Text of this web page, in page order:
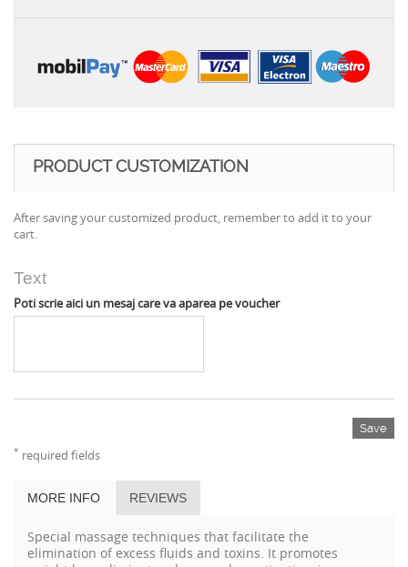
PRODUCT CUSTOMIZATION
After saving your customized product, remember to add it to your
cart.
Text
Poti scrie aici un mesaj care va aparea pe voucher
Save
* required fields
MORE INFO REVIEWS
Special massage techniques that facilitate the
elimination of excess fluids and toxins. It promotes